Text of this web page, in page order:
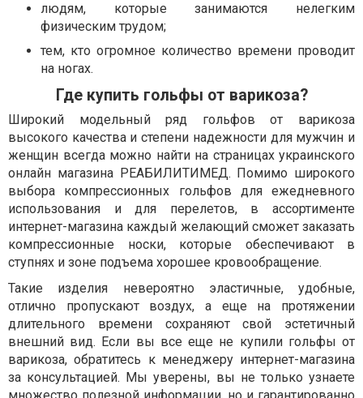
людям, которые занимаются нелегким
физическим трудом;
тем, кто огромное количество времени проводит
на ногах.
Где купить гольфы от варикоза?
Широкий модельный ряд гольфов от варикоза
высокого качества и степени надежности для мужчин и
женщин всегда можно найти на страницах украинского
онлайн магазина РЕАБИЛИТИМЕД. Помимо широкого
выбора компрессионных гольфов для ежедневного
использования и для перелетов, в ассортименте
интернет-магазина каждый желающий сможет заказать
компрессионные носки, которые обеспечивают в
ступнях и зоне подъема хорошее кровообращение.
Такие изделия невероятно эластичные, удобные,
отлично пропускают воздух, а еще на протяжении
длительного времени сохраняют свой эстетичный
внешний вид. Если вы все еще не купили гольфы от
варикоза, обратитесь к менеджеру интернет-магазина
за консультацией. Мы уверены, вы не только узнаете